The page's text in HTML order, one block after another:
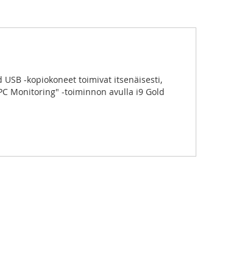
-kopiokoneet toimivat itsenäisesti,
Monitoring" -toiminnon avulla i9 Gold